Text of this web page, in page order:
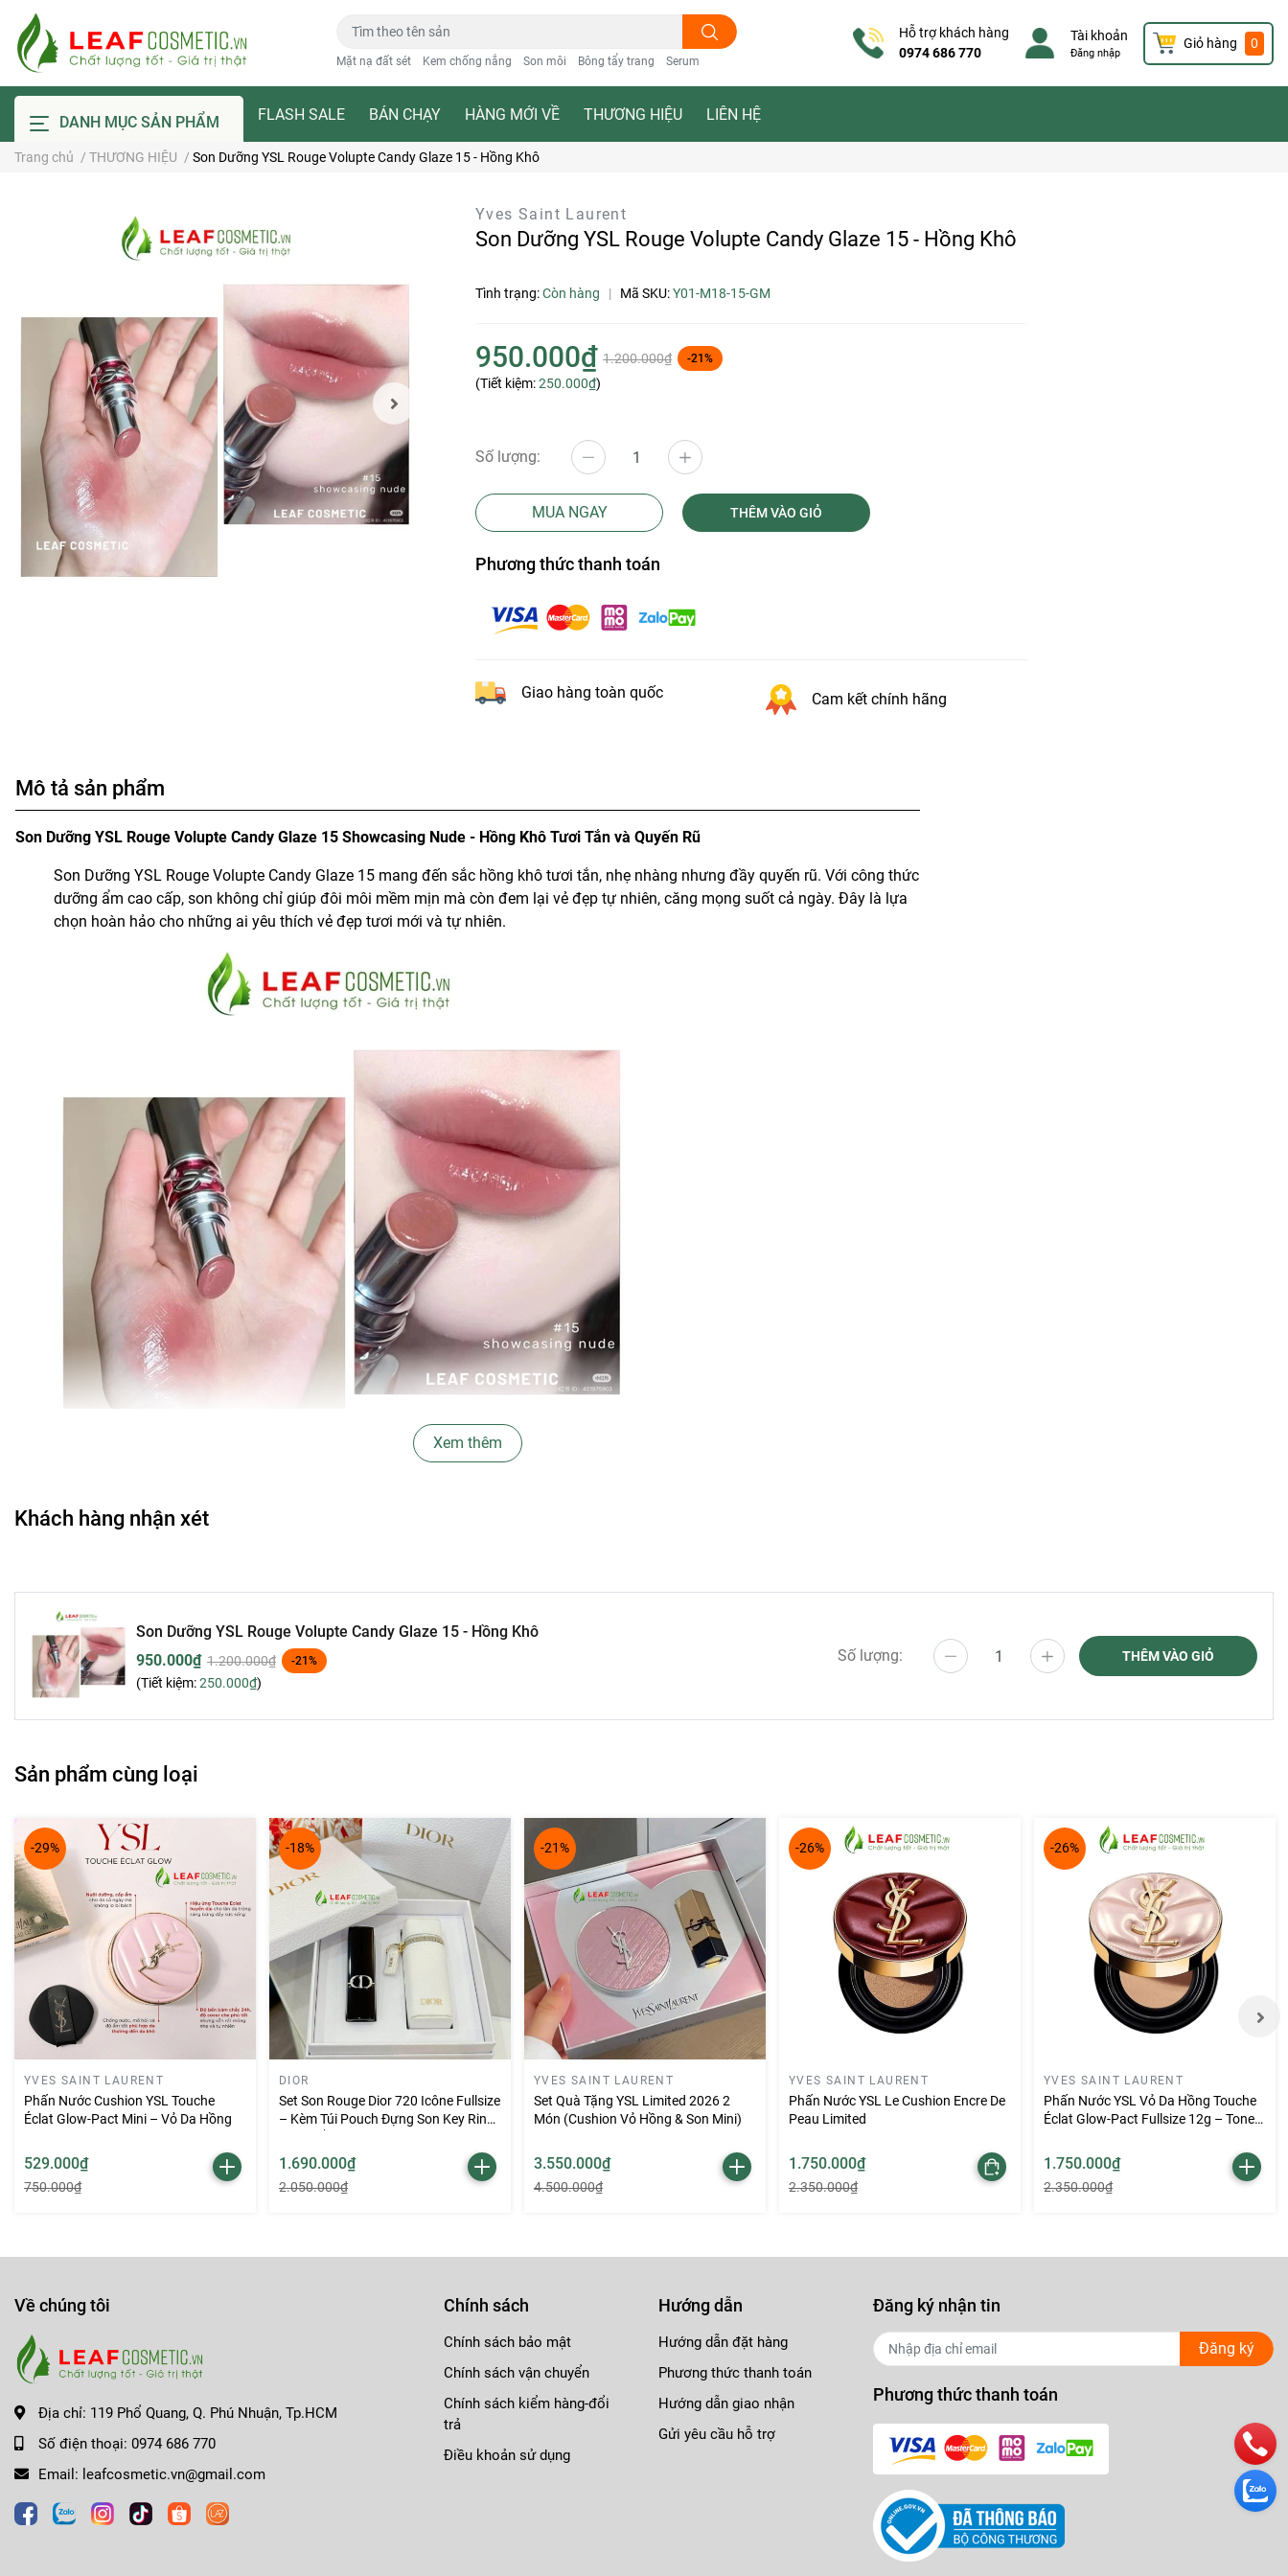
Mặt nạ đất sét Kem chống nắng Son môi Bông tẩy trang Serum
Hỗ trợ khách hàng
0974 686 770
Tài khoản
Đăng nhập
Giỏ hàng 0
DANH MỤC SẢN PHẨM FLASH SALE BÁN CHẠY HÀNG MỚI VỀ THƯƠNG HIỆU LIÊN HỆ
Trang chủ / THƯƠNG HIỆU / Son Dưỡng YSL Rouge Volupte Candy Glaze 15 - Hồng Khô
Yves Saint Laurent
Son Dưỡng YSL Rouge Volupte Candy Glaze 15 - Hồng Khô
Tình trạng:Còn hàng | Mã SKU:Y01-M18-15-GM
950.000₫ 1.200.000₫ -21%
(Tiết kiệm:250.000₫)
Số lượng:
MUA NGAY THÊM VÀO GIỎ
Phương thức thanh toán
Giao hàng toàn quốc Cam kết chính hãng
Mô tả sản phẩm
Son Dưỡng YSL Rouge Volupte Candy Glaze 15 Showcasing Nude - Hồng Khô Tươi Tắn và Quyến Rũ
Son Dưỡng YSL Rouge Volupte Candy Glaze 15 mang đến sắc hồng khô tươi tắn, nhẹ nhàng nhưng đầy quyến rũ. Với công thức
dưỡng ẩm cao cấp, son không chỉ giúp đôi môi mềm mịn mà còn đem lại vẻ đẹp tự nhiên, căng mọng suốt cả ngày. Đây là lựa
chọn hoàn hảo cho những ai yêu thích vẻ đẹp tươi mới và tự nhiên.
1. Thiết kế sang trọng:
Thiết kế nhỏ gọn và tiện lợi, dễ dàng mang theo để sử dụng mọi lúc, mọi nơi.
2. Chất son dưỡng mượt mà:
Công thức chứa bơ hạt mỡ và vitamin E giúp dưỡng ẩm sâu, bảo vệ đôi môi khỏi khô nứt.
Kết cấu son nhẹ nhàng, mượt mà, dễ dàng tán đều và không gây cảm giác nặng môi.
Màu sắc hồng khô nhẹ nhàng nhưng nổi bật, phù hợp với mọi tông da, mang đến vẻ đẹp trẻ trung và quyến rũ.
Lý tưởng cho trang điểm hàng ngày hoặc khi bạn muốn tạo điểm nhấn tươi tắn cho khuôn mặt.
4. Dưỡng ẩm hiệu quả:
Dưỡng ẩm suốt cả ngày, giúp môi luôn mềm mại và căng mọng mà không lo khô nứt.
Bảo vệ môi khỏi các tác nhân gây hại từ môi trường, giữ đôi môi luôn khỏe mạnh.
Son Dưỡng YSL Rouge Volupte Candy Glaze 15 là sản phẩm lý tưởng cho vẻ đẹp tự nhiên, tươi sáng và quyến rũ. Hãy sở hữu ngay để
Xem thêm
Khách hàng nhận xét
Son Dưỡng YSL Rouge Volupte Candy Glaze 15 - Hồng Khô
950.000₫ 1.200.000₫ -21%
(Tiết kiệm:250.000₫)
Số lượng: THÊM VÀO GIỎ
Sản phẩm cùng loại
-29%
YVES SAINT LAURENT
Phấn Nước Cushion YSL Touche
Éclat Glow-Pact Mini – Vỏ Da Hồng
529.000₫
750.000₫
-18%
DIOR
Set Son Rouge Dior 720 Icône Fullsize
– Kèm Túi Pouch Đựng Son Key Ring
1.690.000₫
2.050.000₫
-21%
YVES SAINT LAURENT
Set Quà Tặng YSL Limited 2026 2
Món (Cushion Vỏ Hồng & Son Mini)
3.550.000₫
4.500.000₫
-26%
YVES SAINT LAURENT
Phấn Nước YSL Le Cushion Encre De
Peau Limited
1.750.000₫
2.350.000₫
-26%
YVES SAINT LAURENT
Phấn Nước YSL Vỏ Da Hồng Touche
Éclat Glow-Pact Fullsize 12g – Tone
1.750.000₫
2.350.000₫
Về chúng tôi
Địa chỉ: 119 Phổ Quang, Q. Phú Nhuận, Tp.HCM
Số điện thoại: 0974 686 770
Email: leafcosmetic.vn@gmail.com
Chính sách
Chính sách bảo mật
Chính sách vận chuyển
Chính sách kiểm hàng-đổi
trả
Điều khoản sử dụng
Hướng dẫn
Hướng dẫn đặt hàng
Phương thức thanh toán
Hướng dẫn giao nhận
Gửi yêu cầu hỗ trợ
Đăng ký nhận tin
Đăng ký
Phương thức thanh toán